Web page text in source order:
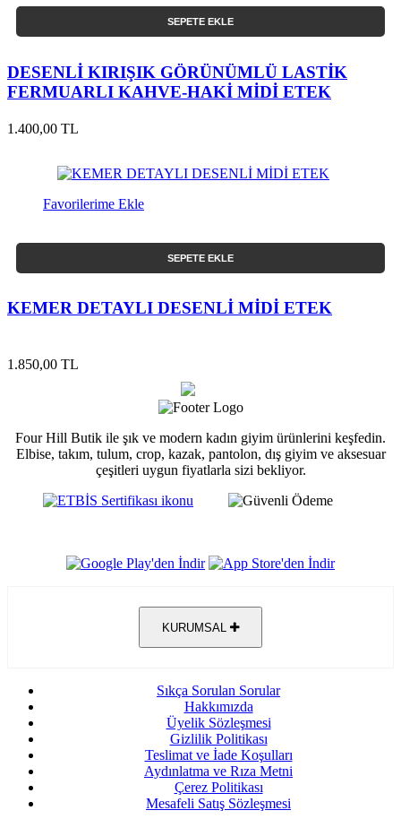
SEPETE EKLE
DESENLİ KIRIŞIK GÖRÜNÜMLÜ LASTİK
FERMUARLI KAHVE-HAKİ MİDİ ETEK
1.400,00 TL
Favorilerime Ekle
SEPETE EKLE
KEMER DETAYLI DESENLİ MİDİ ETEK
1.850,00 TL
Four Hill Butik ile şık ve modern kadın giyim ürünlerini keşfedin.
Elbise, takım, tulum, crop, kazak, pantolon, dış giyim ve aksesuar
çeşitleri uygun fiyatlarla sizi bekliyor.
KURUMSAL
Sıkça Sorulan Sorular
Hakkımızda
Üyelik Sözleşmesi
Gizlilik Politikası
Teslimat ve İade Koşulları
Aydınlatma ve Rıza Metni
Çerez Politikası
Mesafeli Satış Sözleşmesi